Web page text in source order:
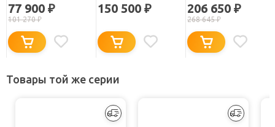
77 900 ₽
101 270₽
160Х70
150 500 ₽ 206 650 ₽
268 645₽
Товары той же серии